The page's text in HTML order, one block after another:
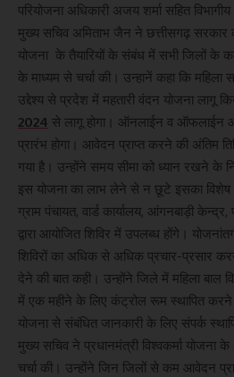
परियोजना अधिकारी अजय शर्मा सहित
मुख्य सचिव अमिताभ जैन ने छत्तीसगढ़ सरकार
योजना के तैयारियों के संबंध में सभी जिलों के
के माध्यम से चर्चा की। उन्हानें कहा कि
उद्देश्य से प्रदेश में महतारी वंदन योजना लागू
2024 से लागू होगा। ऑनलाईन व ऑफलाईन
प्रारंभ होगा। आवेदन प्राप्त करने की अंतिम
गया है। उन्होंने समय सीमा को ध्यान रखने के
इस योजना का लाभ लेने से न छूटे इसका
ग्राम पंचायत, वार्ड कार्यालय, आंगनबाड़ी
द्वारा आयोजित शिविर में उपलब्ध होंगे।
शिविरों का अधिक से अधिक प्रचार-प्रसार
देने की बात कही। उन्होंने जिले में महिला बाल
में एक महीने के लिए कंट्रोल रूम स्थापित करने
योजना से संबंधित जानकारी के लिए संपर्क
मुख्य सचिव ने प्रधानमंत्री विश्वकर्मा योजना
चर्चा की। उन्होंने जिन जिलों से कम आवेदन